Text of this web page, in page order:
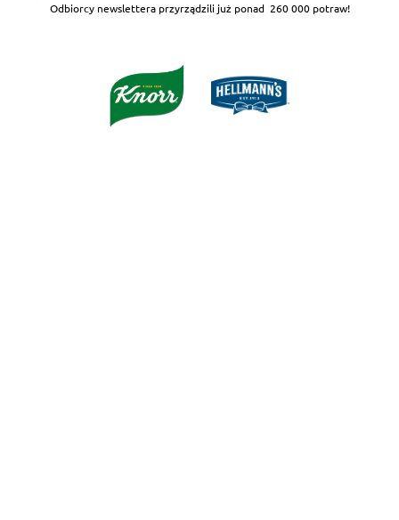
Odbiorcy newslettera przyrządzili już ponad 260 000 potraw!